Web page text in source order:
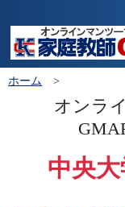
ホーム >
オンラ
中央